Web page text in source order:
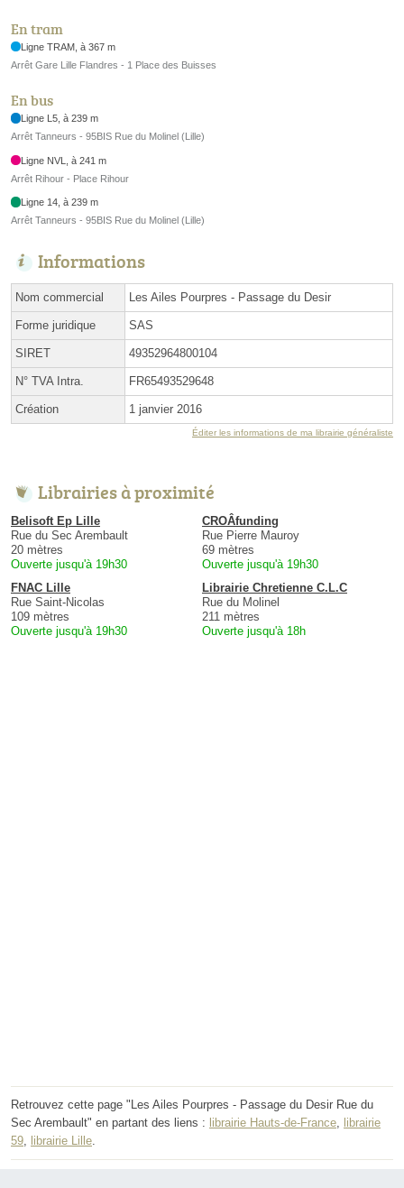
En tram
Ligne TRAM, à 367 m
Arrêt Gare Lille Flandres - 1 Place des Buisses
En bus
Ligne L5, à 239 m
Arrêt Tanneurs - 95BIS Rue du Molinel (Lille)
Ligne NVL, à 241 m
Arrêt Rihour - Place Rihour
Ligne 14, à 239 m
Arrêt Tanneurs - 95BIS Rue du Molinel (Lille)
Informations
Nom commercial Les Ailes Pourpres - Passage du Desir
Forme juridique SAS
SIRET 49352964800104
N° TVA Intra. FR65493529648
Création 1 janvier 2016
Éditer les informations de ma librairie généraliste
Librairies à proximité
Belisoft Ep Lille
Rue du Sec Arembault
20 mètres
Ouverte jusqu'à 19h30
CROÂfunding
Rue Pierre Mauroy
69 mètres
Ouverte jusqu'à 19h30
FNAC Lille
Rue Saint-Nicolas
109 mètres
Ouverte jusqu'à 19h30
Librairie Chretienne C.L.C
Rue du Molinel
211 mètres
Ouverte jusqu'à 18h
Retrouvez cette page "Les Ailes Pourpres - Passage du Desir Rue du
Sec Arembault" en partant des liens : librairie Hauts-de-France, librairie
59, librairie Lille.